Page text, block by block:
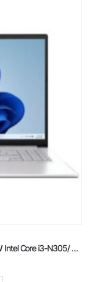
Portátil Asus VivoBook Go 15 E1504GA-NJ463W Intel Core i3-N305/ 8GB/ 512GB SSD/ 15.6’/ Win11